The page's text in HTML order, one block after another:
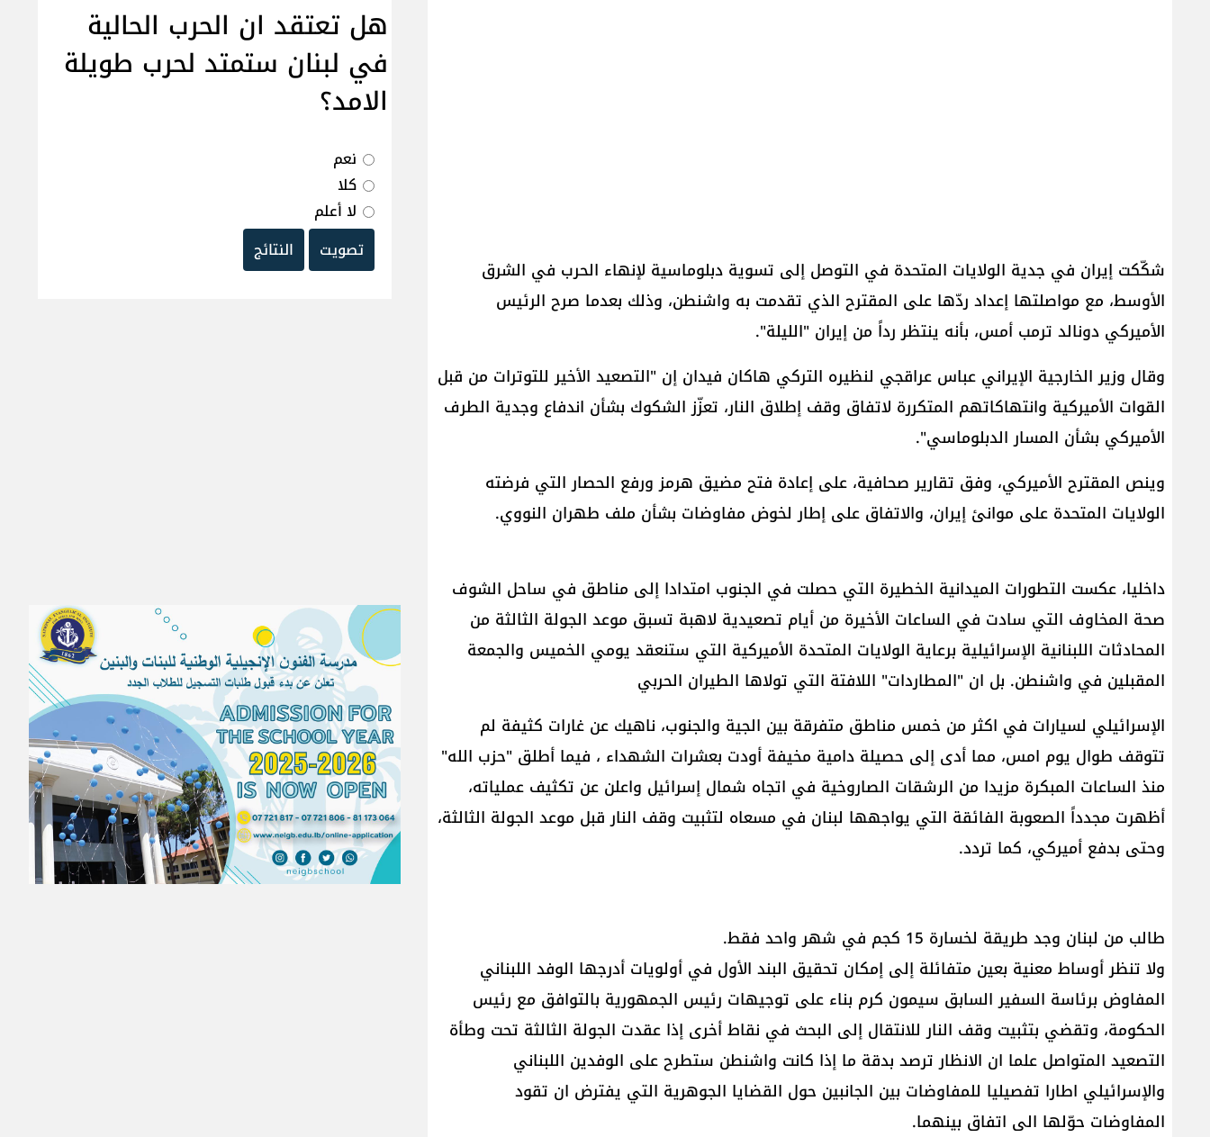
شكّكت إيران في جدية الولايات المتحدة في التوصل إلى تسوية دبلوماسية لإنهاء الحرب في الشرق
الأوسط، مع مواصلتها إعداد ردّها على المقترح الذي تقدمت به واشنطن، وذلك بعدما صرح الرئيس
الأميركي دونالد ترمب أمس، بأنه ينتظر رداً من إيران "الليلة".
وقال وزير الخارجية الإيراني عباس عراقجي لنظيره التركي هاكان فيدان إن "التصعيد الأخير للتوترات من قبل
القوات الأميركية وانتهاكاتهم المتكررة لاتفاق وقف إطلاق النار، تعزّز الشكوك بشأن اندفاع وجدية الطرف
الأميركي بشأن المسار الدبلوماسي".
وينص المقترح الأميركي، وفق تقارير صحافية، على إعادة فتح مضيق هرمز ورفع الحصار التي فرضته
الولايات المتحدة على موانئ إيران، والاتفاق على إطار لخوض مفاوضات بشأن ملف طهران النووي.
داخليا، عكست التطورات الميدانية الخطيرة التي حصلت في الجنوب امتدادا إلى مناطق في ساحل الشوف
صحة المخاوف التي سادت في الساعات الأخيرة من أيام تصعيدية لاهبة تسبق موعد الجولة الثالثة من
المحادثات اللبنانية الإسرائيلية برعاية الولايات المتحدة الأميركية التي ستنعقد يومي الخميس والجمعة
المقبلين في واشنطن. بل ان "المطاردات" اللافتة التي تولاها الطيران الحربي
الإسرائيلي لسيارات في اكثر من خمس مناطق متفرقة بين الجية والجنوب، ناهيك عن غارات كثيفة لم
تتوقف طوال يوم امس، مما أدى إلى حصيلة دامية مخيفة أودت بعشرات الشهداء ، فيما أطلق "حزب الله"
منذ الساعات المبكرة مزيدا من الرشقات الصاروخية في اتجاه شمال إسرائيل واعلن عن تكثيف عملياته،
أظهرت مجدداً الصعوبة الفائقة التي يواجهها لبنان في مسعاه لتثبيت وقف النار قبل موعد الجولة الثالثة،
وحتى بدفع أميركي، كما تردد.
طالب من لبنان وجد طريقة لخسارة 15 كجم في شهر واحد فقط.
ولا تنظر أوساط معنية بعين متفائلة إلى إمكان تحقيق البند الأول في أولويات أدرجها الوفد اللبناني
المفاوض برئاسة السفير السابق سيمون كرم بناء على توجيهات رئيس الجمهورية بالتوافق مع رئيس
الحكومة، وتقضي بتثبيت وقف النار للانتقال إلى البحث في نقاط أخرى إذا عقدت الجولة الثالثة تحت وطأة
التصعيد المتواصل علما ان الانظار ترصد بدقة ما إذا كانت واشنطن ستطرح على الوفدين اللبناني
والإسرائيلي اطارا تفصيليا للمفاوضات بين الجانبين حول القضايا الجوهرية التي يفترض ان تقود
المفاوضات حوّلها الى اتفاق بينهما.
هل تعتقد ان الحرب الحالية
في لبنان ستمتد لحرب طويلة
الامد؟
نعم
كلا
لا أعلم
تصويت
النتائج